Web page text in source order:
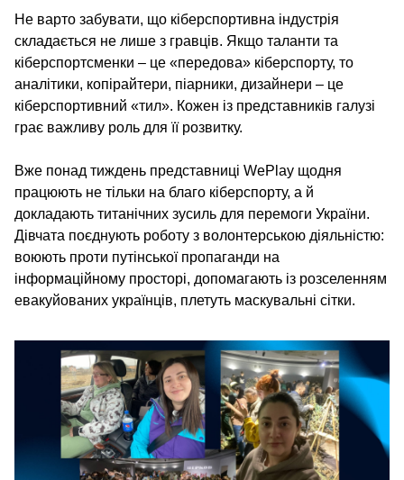
Не варто забувати, що кіберспортивна індустрія
складається не лише з гравців. Якщо таланти та
кіберспортсменки – це «передова» кіберспорту, то
аналітики, копірайтери, піарники, дизайнери – це
кіберспортивний «тил». Кожен із представників галузі
грає важливу роль для її розвитку.
Вже понад тиждень представниці WePlay щодня
працюють не тільки на благо кіберспорту, а й
докладають титанічних зусиль для перемоги України.
Дівчата поєднують роботу з волонтерською діяльністю:
воюють проти путінської пропаганди на
інформаційному просторі, допомагають із розселенням
евакуйованих українців, плетуть маскувальні сітки.